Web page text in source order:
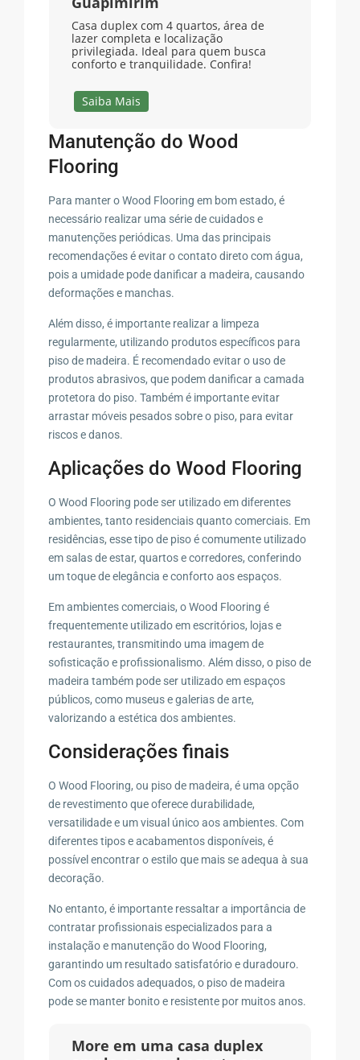
Casa duplex com 4 quartos, área de
lazer completa e localização
privilegiada. Ideal para quem busca
conforto e tranquilidade. Confira!
Saiba Mais
Manutenção do Wood
Flooring
Para manter o Wood Flooring em bom estado, é
necessário realizar uma série de cuidados e
manutenções periódicas. Uma das principais
recomendações é evitar o contato direto com água,
pois a umidade pode danificar a madeira, causando
deformações e manchas.
Além disso, é importante realizar a limpeza
regularmente, utilizando produtos específicos para
piso de madeira. É recomendado evitar o uso de
produtos abrasivos, que podem danificar a camada
protetora do piso. Também é importante evitar
arrastar móveis pesados sobre o piso, para evitar
riscos e danos.
Aplicações do Wood Flooring
O Wood Flooring pode ser utilizado em diferentes
ambientes, tanto residenciais quanto comerciais. Em
residências, esse tipo de piso é comumente utilizado
em salas de estar, quartos e corredores, conferindo
um toque de elegância e conforto aos espaços.
Em ambientes comerciais, o Wood Flooring é
frequentemente utilizado em escritórios, lojas e
restaurantes, transmitindo uma imagem de
sofisticação e profissionalismo. Além disso, o piso de
madeira também pode ser utilizado em espaços
públicos, como museus e galerias de arte,
valorizando a estética dos ambientes.
Considerações finais
O Wood Flooring, ou piso de madeira, é uma opção
de revestimento que oferece durabilidade,
versatilidade e um visual único aos ambientes. Com
diferentes tipos e acabamentos disponíveis, é
possível encontrar o estilo que mais se adequa à sua
decoração.
No entanto, é importante ressaltar a importância de
contratar profissionais especializados para a
instalação e manutenção do Wood Flooring,
garantindo um resultado satisfatório e duradouro.
Com os cuidados adequados, o piso de madeira
pode se manter bonito e resistente por muitos anos.
More em uma casa duplex